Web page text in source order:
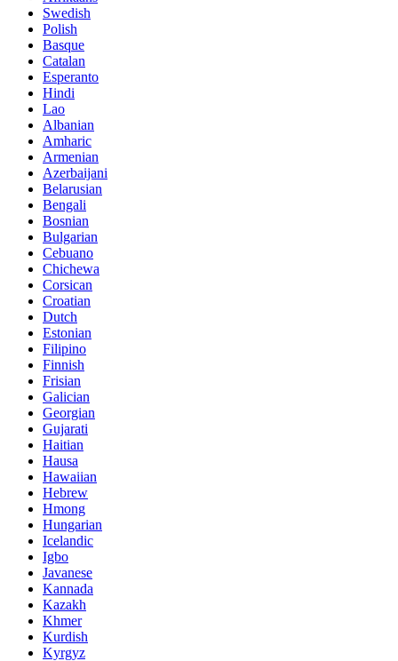
Swedish
Polish
Basque
Catalan
Esperanto
Hindi
Lao
Albanian
Amharic
Armenian
Azerbaijani
Belarusian
Bengali
Bosnian
Bulgarian
Cebuano
Chichewa
Corsican
Croatian
Dutch
Estonian
Filipino
Finnish
Frisian
Galician
Georgian
Gujarati
Haitian
Hausa
Hawaiian
Hebrew
Hmong
Hungarian
Icelandic
Igbo
Javanese
Kannada
Kazakh
Khmer
Kurdish
Kyrgyz